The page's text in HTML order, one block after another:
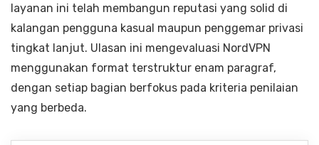
layanan ini telah membangun reputasi yang solid di
kalangan pengguna kasual maupun penggemar privasi
tingkat lanjut. Ulasan ini mengevaluasi NordVPN
menggunakan format terstruktur enam paragraf,
dengan setiap bagian berfokus pada kriteria penilaian
yang berbeda.